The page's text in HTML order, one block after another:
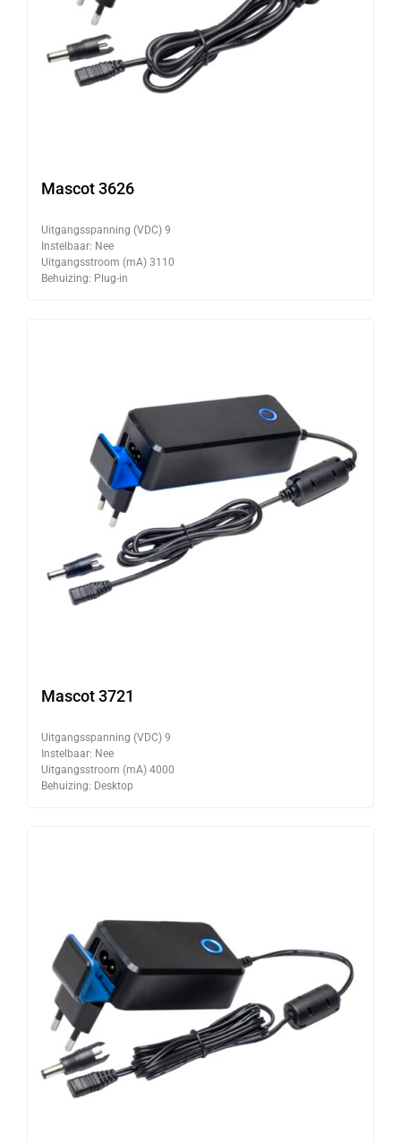
Mascot 3626
Uitgangsspanning (VDC) 9
Instelbaar: Nee
Uitgangsstroom (mA) 3110
Behuizing: Plug-in
Mascot 3721
Uitgangsspanning (VDC) 9
Instelbaar: Nee
Uitgangsstroom (mA) 4000
Behuizing: Desktop